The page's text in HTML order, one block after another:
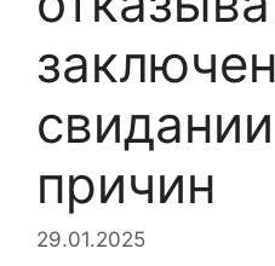
причин
29.01.2025